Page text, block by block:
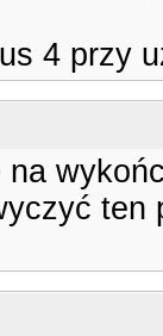
4 przy